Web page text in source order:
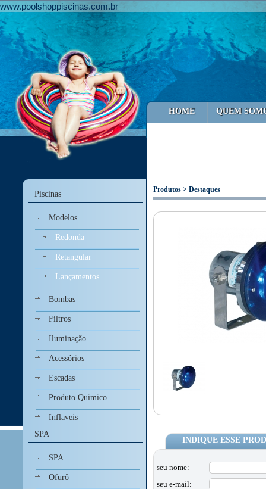
www.poolshoppiscinas.com.br
HOME QUEM
Piscinas
Modelos
Redonda
Retangular
Lançamentos
Bombas
Filtros
Iluminação
Acessórios
Escadas
Produto Quimico
Inflaveis
SPA
SPA
Ofurô
Produtos > Destaques
INDIQUE ESSE
seu nome:
seu e-mail: